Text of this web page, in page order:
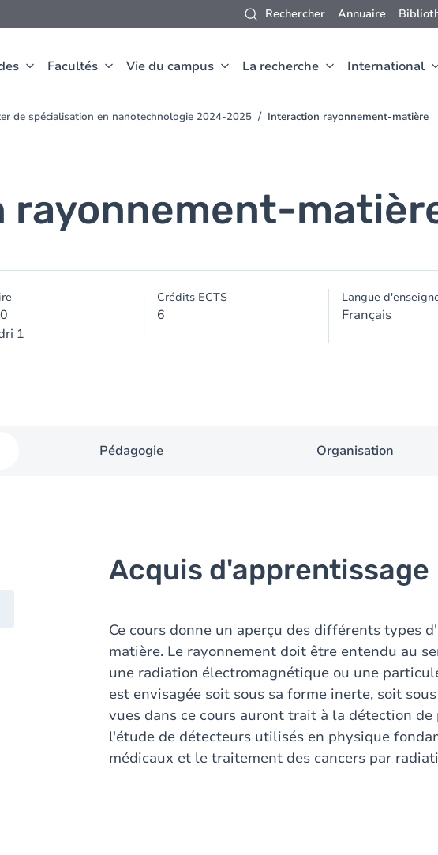
Rechercher Annuaire
Facultés Vie du campus La recherche International
de spécialisation en nanotechnologie 2024-2025 Interaction rayonnement-matière
rayonnement-
1
Crédits ECTS
6
Langue
Français
Pédagogie Organisation
Acquis d'apprentissage
Ce cours donne un aperçu des différents types
matière. Le rayonnement doit être entendu au
une radiation électromagnétique ou une
est envisagée soit sous sa forme inerte, soit
vues dans ce cours auront trait à la détection
l'étude de détecteurs utilisés en physique
médicaux et le traitement des cancers par